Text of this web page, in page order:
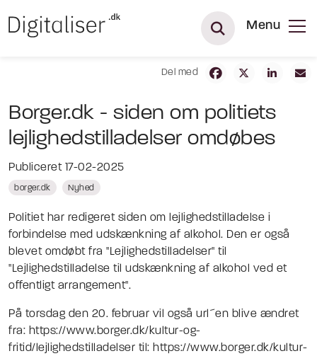
Menu
Del med
Borger.dk - siden om politiets
lejlighedstilladelser omdøbes
Publiceret 17-02-2025
borger.dk Nyhed
Politiet har redigeret siden om lejlighedstilladelse i
forbindelse med udskænkning af alkohol. Den er også
blevet omdøbt fra "Lejlighedstilladelser" til
"Lejlighedstilladelse til udskænkning af alkohol ved et
offentligt arrangement".
På torsdag den 20. februar vil også url´en blive ændret
fra: https://www.borger.dk/kultur-og-
fritid/lejlighedstilladelser til: https://www.borger.dk/kultur-